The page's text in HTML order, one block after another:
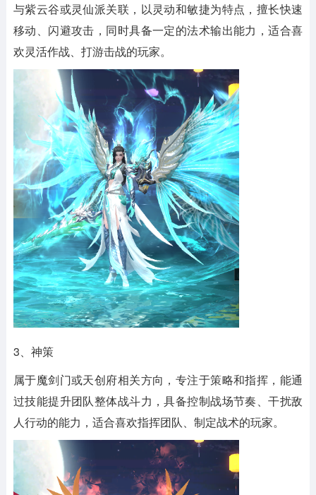
与紫云谷或灵仙派关联，以灵动和敏捷为特点，擅长快速
移动、闪避攻击，同时具备一定的法术输出能力，适合喜
欢灵活作战、打游击战的玩家。
3、神策
属于魔剑门或天创府相关方向，专注于策略和指挥，能通
过技能提升团队整体战斗力，具备控制战场节奏、干扰敌
人行动的能力，适合喜欢指挥团队、制定战术的玩家。